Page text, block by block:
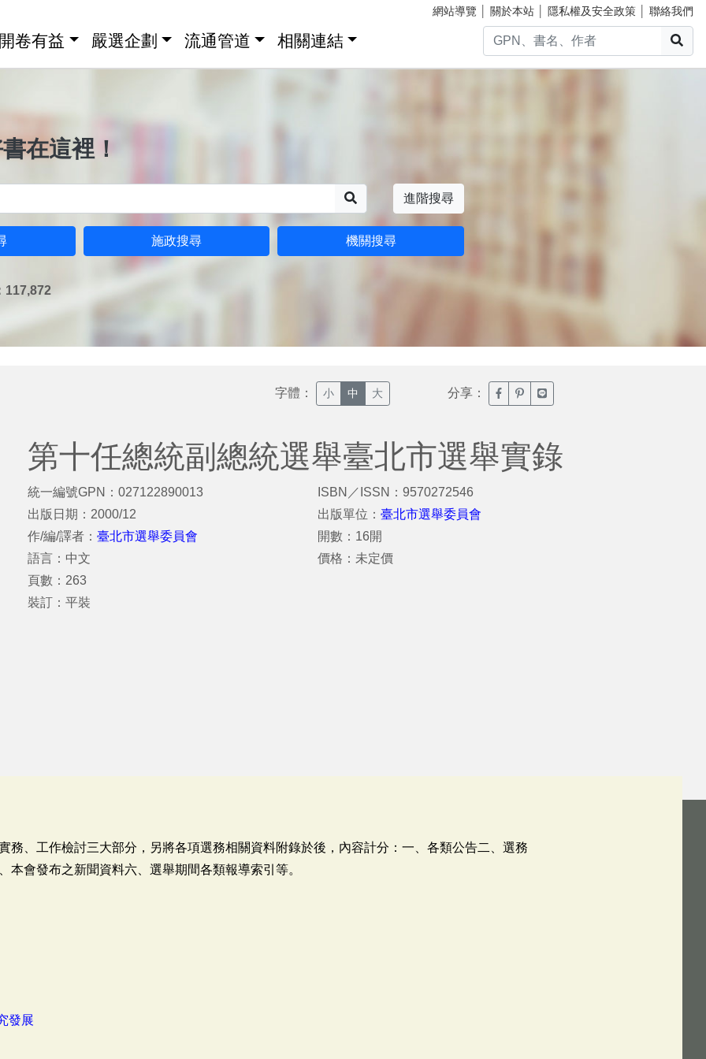
網站導覽 關於本站 隱私權及安全政策 聯絡我們
卷有益 嚴選企劃 流通管道 相關連結
在這裡！
進階搜尋
施政搜尋 機關搜尋
117,872
字體： 小 中 大 分享： 臉書分享(另開新視窗)
噗浪分享(另開新視窗)
Line分享(另開新視窗)
第十任總統副總統選舉臺北市選舉實錄
統一編號GPN：027122890013
出版日期：2000/12
作/編/譯者： 臺北市選舉委員會
語言：中文
頁數：263
裝訂：平裝
ISBN／ISSN：9570272546
出版單位：臺北市選舉委員會
開數：16開
價格：未定價
務、工作檢討三大部分，另將各項選務相關資料附錄於後，內容計分：一、各類公告二、選務
本會發布之新聞資料六、選舉期間各類報導索引等。
發展